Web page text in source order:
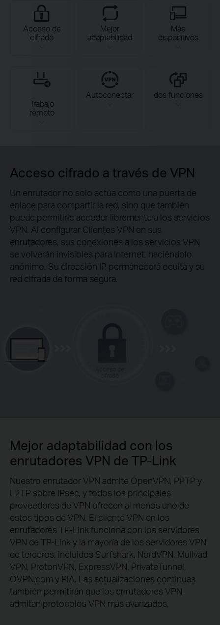
Acceso de
cifrado
Mejor
adaptabilidad
Más
dispositivos
Trabajo
remoto
Autoconectar dos funciones
Acceso cifrado a través de VPN
Un enrutador no solo actúa como una puerta de
enlace para compartir la red, sino que también
puede permitirle acceder libremente a los servicios
VPN. Al configurar Clientes VPN en sus
enrutadores, sus conexiones a los servicios VPN
se volverán invisibles para Internet, haciéndolo
anónimo. Su dirección IP permanecerá oculta y su
red cifrada de forma segura.
Mejor adaptabilidad con los
enrutadores VPN de TP-Link
Nuestro enrutador VPN admite OpenVPN, PPTP y
L2TP sobre IPsec, y todos los principales
proveedores de VPN ofrecen al menos uno de
estos tipos de VPN. El cliente VPN en los
enrutadores TP-Link funciona con los servidores
VPN de TP-Link y la mayoría de los servidores VPN
de terceros, incluidos Surfshark, NordVPN, Mullvad
VPN, ProtonVPN, ExpressVPN, PrivateTunnel,
OVPN.com y PIA. Las actualizaciones continuas
también permitirán que los enrutadores VPN
admitan protocolos VPN más avanzados.